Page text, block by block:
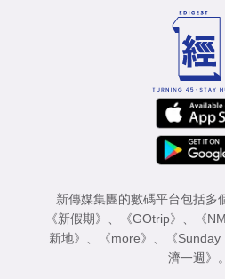
新傳媒集團的數碼平台包括多
《新假期》
《GOtrip》 《
新地》
《more》 《Sunday
濟一週》
。